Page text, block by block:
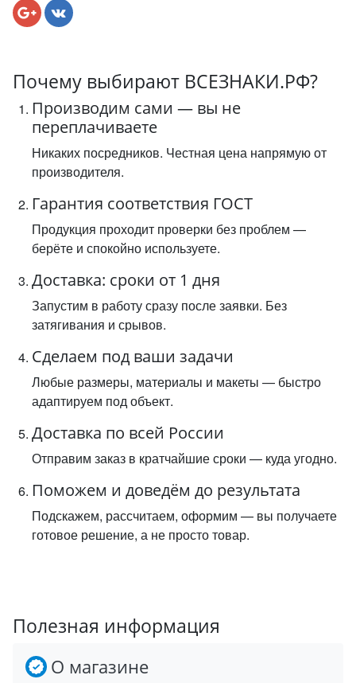
Почему выбирают ВСЕЗНАКИ.РФ?
Производим сами — вы не
переплачиваете
Никаких посредников. Честная цена напрямую от
производителя.
Гарантия соответствия ГОСТ
Продукция проходит проверки без проблем —
берёте и спокойно используете.
Доставка: сроки от 1 дня
Запустим в работу сразу после заявки. Без
затягивания и срывов.
Сделаем под ваши задачи
Любые размеры, материалы и макеты — быстро
адаптируем под объект.
Доставка по всей России
Отправим заказ в кратчайшие сроки — куда угодно.
Поможем и доведём до результата
Подскажем, рассчитаем, оформим — вы получаете
готовое решение, а не просто товар.
Полезная информация
О магазине